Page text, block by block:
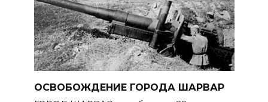
ОСВОБОЖДЕНИЕ ГОРОДА ШАРВАР